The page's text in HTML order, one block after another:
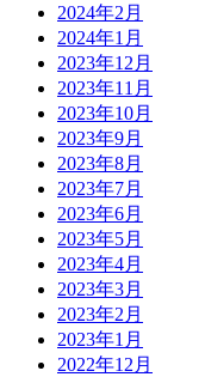
2024年2月
2024年1月
2023年12月
2023年11月
2023年10月
2023年9月
2023年8月
2023年7月
2023年6月
2023年5月
2023年4月
2023年3月
2023年2月
2023年1月
2022年12月